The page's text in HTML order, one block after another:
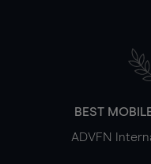
BEST
ADVFN